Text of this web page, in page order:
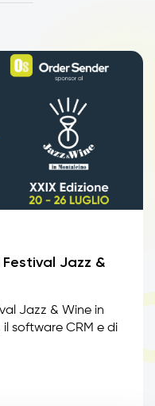
Jazz &
Jazz & Wine in
software CRM e di